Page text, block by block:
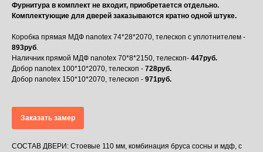
Фурнитура в комплект не входит, приобретается отдельно.
Комплектующие для дверей заказываются кратно одной штуке.
Коробка прямая МДФ nanotex 74*28*2070, телескоп с уплотнителем -
893руб.
Наличник прямой МДФ nanotex 70*8*2150, телескоп- 447руб.
Добор nanotex 100*10*2070, телескоп - 728руб.
Добор nanotex 150*10*2070, телескоп - 971руб.
Заказать замер
СОСТАВ ДВЕРИ: Стоевые 110 мм, комбинация бруса сосны и мдф, с